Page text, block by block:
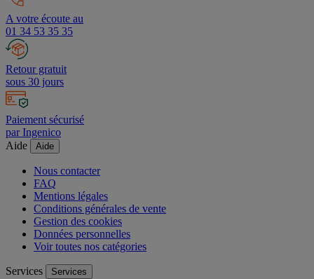
A votre écoute au
01 34 53 35 35
Retour gratuit
sous 30 jours
Paiement sécurisé
par Ingenico
Aide
Aide
Nous contacter
FAQ
Mentions légales
Conditions générales de vente
Gestion des cookies
Données personnelles
Voir toutes nos catégories
Services Services